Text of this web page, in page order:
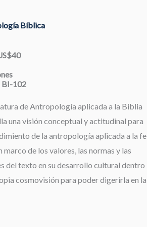
Bíblica
BI-102
de Antropología aplicada a la Biblia
una visión conceptual y actitudinal para
de la antropología aplicada a la fe
marco de los valores, las normas y las
del texto en su desarrollo cultural dentro
cosmovisión para poder digerirla en la